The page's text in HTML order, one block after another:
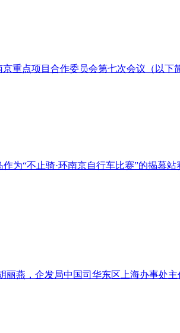
重点项目合作委员会第七次会议（以
为“不止骑·环南京自行车比赛”的揭幕
燕，企发局中国司华东区上海办事处